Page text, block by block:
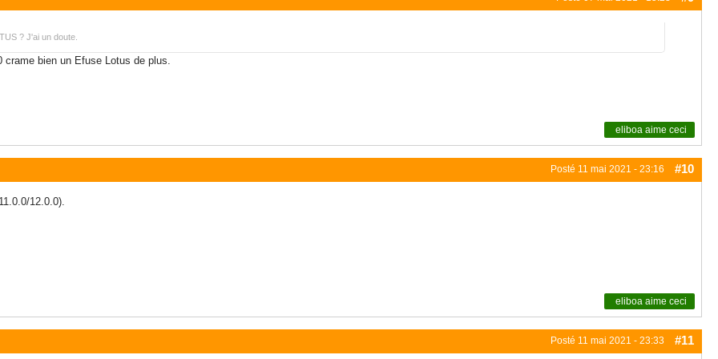
? J'ai un doute.
bien un Efuse Lotus de plus.
eliboa aime ceci
Posté 11 mai 2021 - 23:16 #10
12.0.0).
eliboa aime ceci
Posté 11 mai 2021 - 23:33 #11